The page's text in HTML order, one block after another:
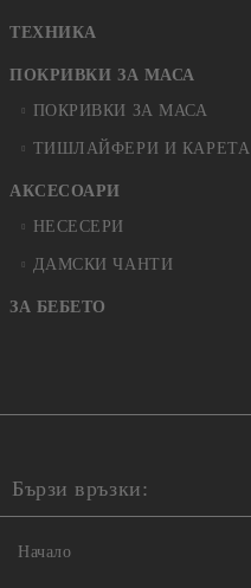
ТЕХНИКА
ПОКРИВКИ ЗА МАСА
ПОКРИВКИ ЗА МАСА
ТИШЛАЙФЕРИ И КАРЕТА
АКСЕСОАРИ
НЕСЕСЕРИ
ДАМСКИ ЧАНТИ
ЗА БЕБЕТО
Бързи връзки:
Начало